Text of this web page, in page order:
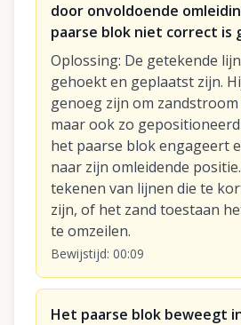
door onvoldoende
paarse blok niet correct is
Oplossing: De getekende
gehoekt en geplaatst zijn.
genoeg zijn om
maar ook zo
het paarse blok engageert
naar zijn omleidende
tekenen van lijnen die te
zijn, of het zand toestaan
te omzeilen.
Bewijstijd: 00:09
Het paarse blok beweegt